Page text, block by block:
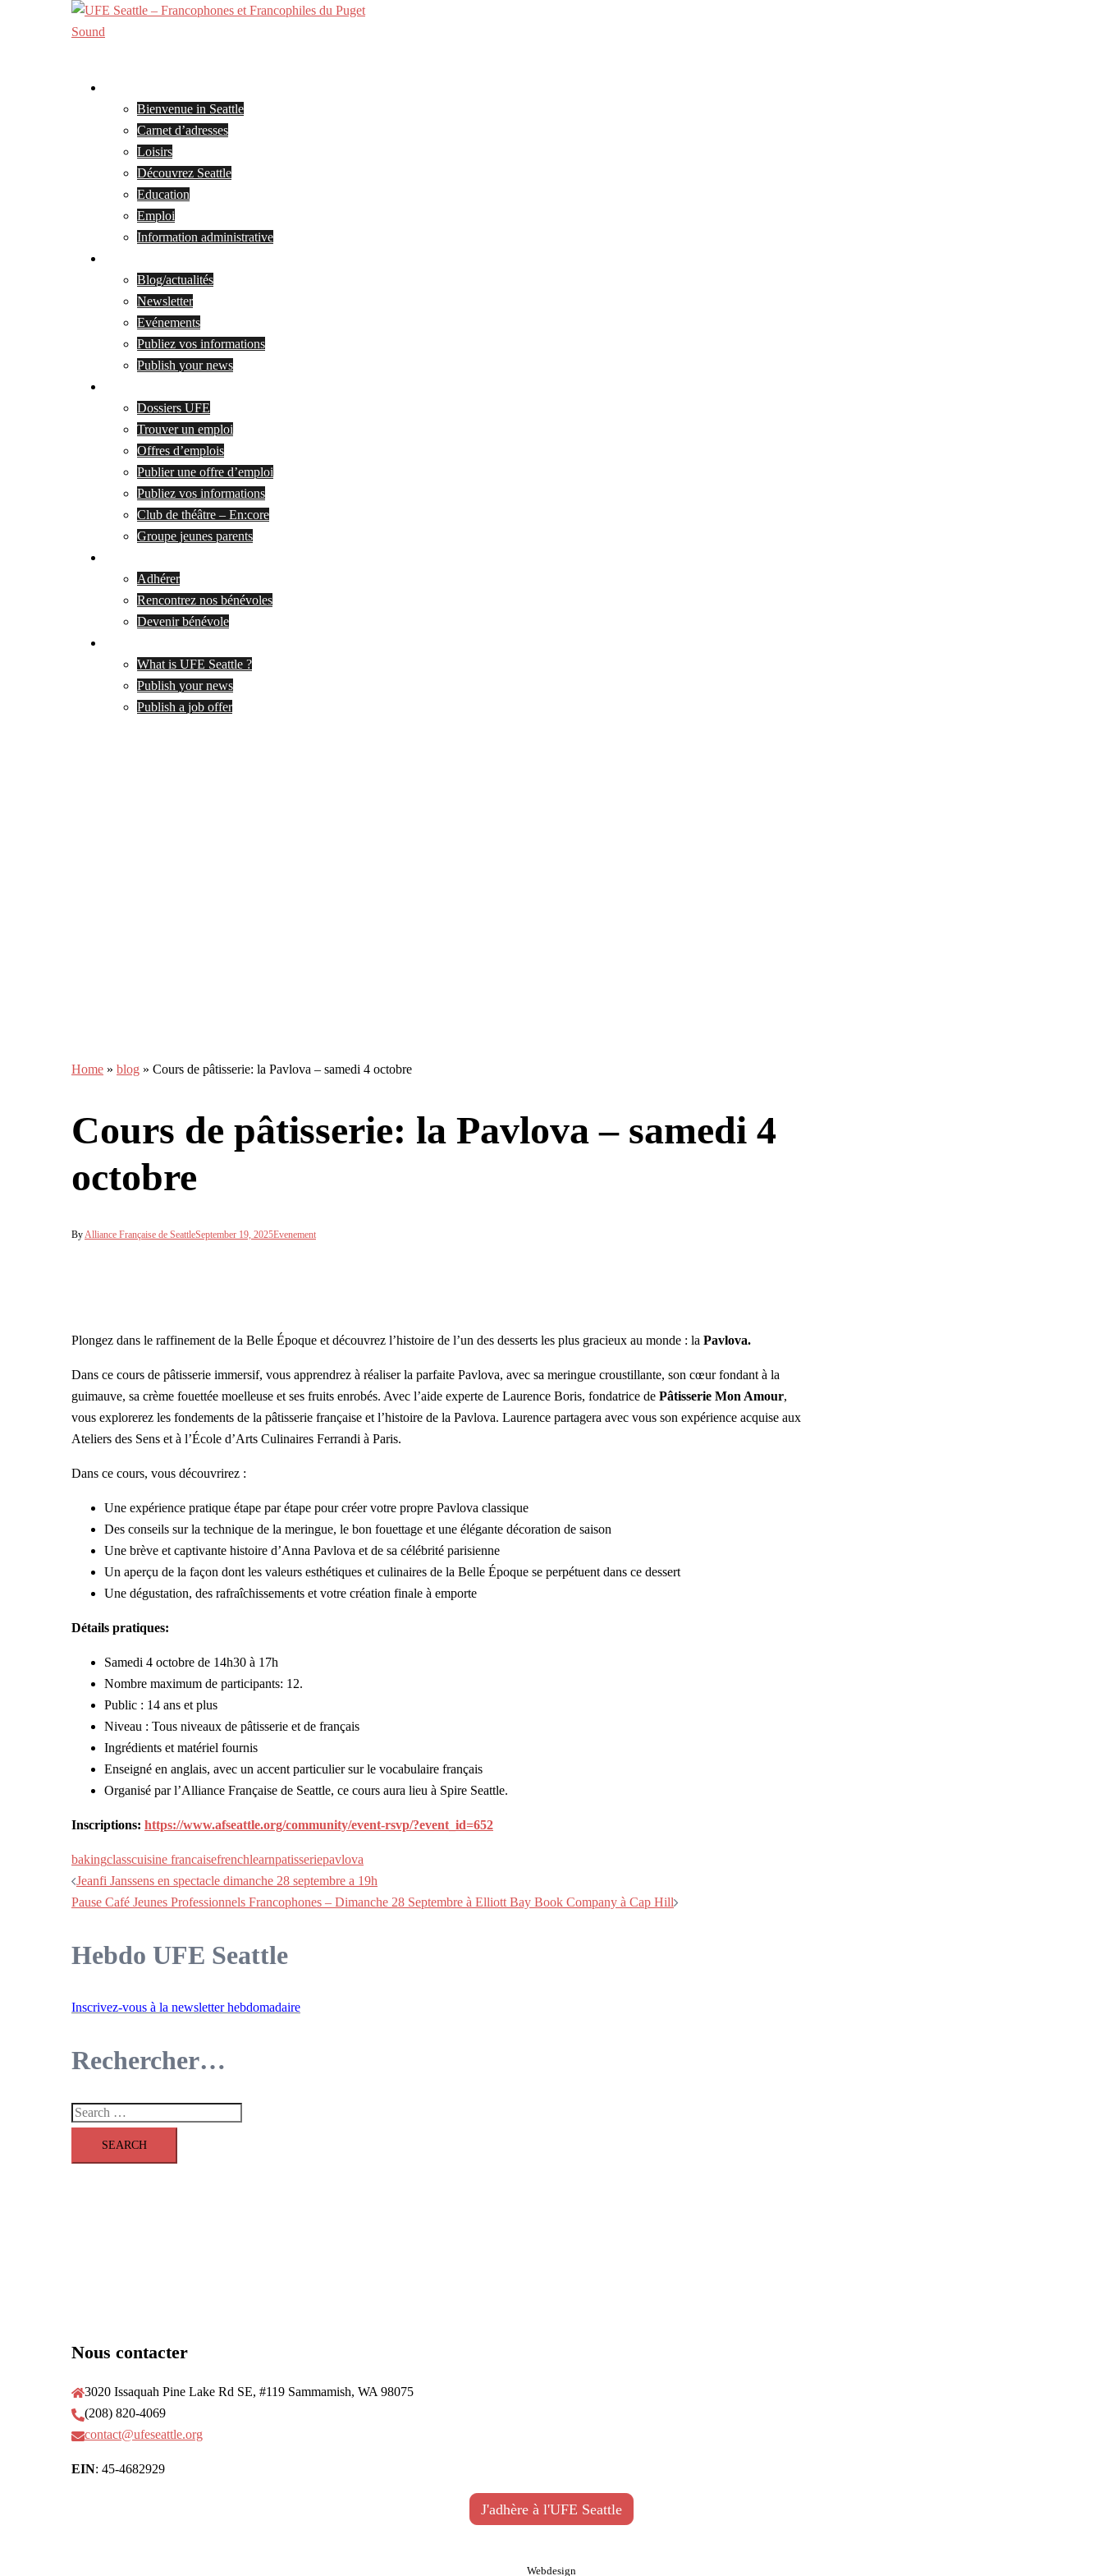
Bienvenue in Seattle
Carnet d’adresses
Loisirs
Découvrez Seattle
Education
Emploi
Information administrative
Blog/actualités
Newsletter
Evénements
Publiez vos informations
Publish your news
Dossiers UFE
Trouver un emploi
Offres d’emplois
Publier une offre d’emploi
Publiez vos informations
Club de théâtre – En:core
Groupe jeunes parents
Adhérer
Rencontrez nos bénévoles
Devenir bénévole
What is UFE Seattle ?
Publish your news
Publish a job offer
Home » blog » Cours de pâtisserie: la Pavlova – samedi 4 octobre
Cours de pâtisserie: la Pavlova – samedi 4
octobre
ByAlliance Française de SeattleSeptember 19, 2025Evenement
Plongez dans le raffinement de la Belle Époque et découvrez l’histoire de l’un des desserts les plus gracieux au monde : la Pavlova.
Dans ce cours de pâtisserie immersif, vous apprendrez à réaliser la parfaite Pavlova, avec sa meringue croustillante, son cœur fondant à la
guimauve, sa crème fouettée moelleuse et ses fruits enrobés. Avec l’aide experte de Laurence Boris, fondatrice de Pâtisserie Mon Amour,
vous explorerez les fondements de la pâtisserie française et l’histoire de la Pavlova. Laurence partagera avec vous son expérience acquise aux
Ateliers des Sens et à l’École d’Arts Culinaires Ferrandi à Paris.
Dans ce cours, vous découvrirez :
Une expérience pratique étape par étape pour créer votre propre Pavlova classique
Des conseils sur la technique de la meringue, le bon fouettage et une élégante décoration de saison
Une brève et captivante histoire d’Anna Pavlova et de sa célébrité parisienne
Un aperçu de la façon dont les valeurs esthétiques et culinaires de la Belle Époque se perpétuent dans ce dessert
Une dégustation, des rafraîchissements et votre création finale à emporte
Détails pratiques:
Samedi 4 octobre de 14h30 à 17h
Nombre maximum de participants: 12.
Public : 14 ans et plus
Niveau : Tous niveaux de pâtisserie et de français
Ingrédients et matériel fournis
Enseigné en anglais, avec un accent particulier sur le vocabulaire français
Organisé par l’Alliance Française de Seattle, ce cours aura lieu à Spire Seattle.
Inscriptions: https://www.afseattle.org/community/event-rsvp/?event_id=652
bakingclasscuisine francaisefrenchlearnpatisseriepavlova
Post
Jeanfi Janssens en spectacle dimanche 28 septembre a 19h
Pause Café Jeunes Professionnels Francophones – Dimanche 28 Septembre à Elliott Bay Book Company à Cap Hill
Hebdo UFE Seattle
Inscrivez-vous à la newsletter hebdomadaire
Rechercher…
Search
Nous contacter
3020 Issaquah Pine Lake Rd SE, #119 Sammamish, WA 98075
(208) 820-4069
contact@ufeseattle.org
EIN: 45-4682929
J'adhère à l'UFE Seattle
Webdesign